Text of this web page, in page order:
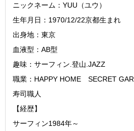
ニックネーム：YUU（ユウ）
生年月日：1970/12/22京都生まれ
出身地：東京
血液型：AB型
趣味：サーフィン.登山.JAZZ
職業：HAPPY HOME SECRET
寿司職人
【経歴】
サーフィン1984年～